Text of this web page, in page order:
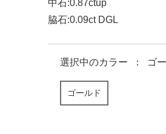
中石:0.87ctup
脇石:0.09ct DGL
選択中のカラー ： ゴ
ゴールド